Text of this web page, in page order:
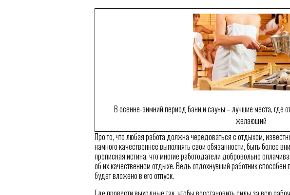
В осенне-зимний период бани и сауны – лучшие места, где
желающий
Про то, что любая работа должна чередоваться с отдыхом,
намного качественнее выполнять свои обязанности, быть более
прописная истина, что многие работодатели добровольно
об их качественном отдыхе. Ведь отдохнувший работник
будет вложено в его отпуск.